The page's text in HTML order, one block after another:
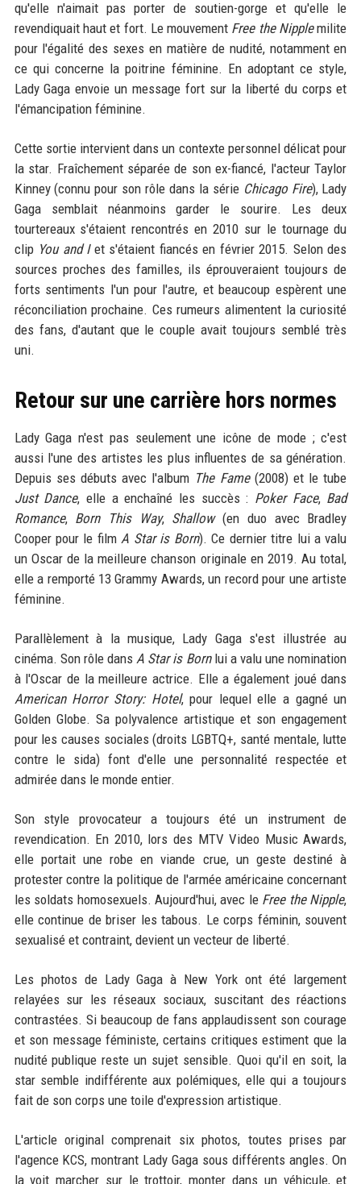
qu'elle n'aimait pas porter de soutien-gorge et qu'elle le
revendiquait haut et fort. Le mouvement Free the Nipplemilite
pour l'égalité des sexes en matière de nudité, notamment en
ce qui concerne la poitrine féminine. En adoptant ce style,
Lady Gaga envoie un message fort sur la liberté du corps et
l'émancipation féminine.
Cette sortie intervient dans un contexte personnel délicat pour
la star. Fraîchement séparée de son ex-fiancé, l'acteur Taylor
Kinney (connu pour son rôle dans la série Chicago Fire), Lady
Gaga semblait néanmoins garder le sourire. Les deux
tourtereaux s'étaient rencontrés en 2010 sur le tournage du
clip You and Iet s'étaient fiancés en février 2015. Selon des
sources proches des familles, ils éprouveraient toujours de
forts sentiments l'un pour l'autre, et beaucoup espèrent une
réconciliation prochaine. Ces rumeurs alimentent la curiosité
des fans, d'autant que le couple avait toujours semblé très
uni.
Retour sur une carrière hors normes
Lady Gaga n'est pas seulement une icône de mode ; c'est
aussi l'une des artistes les plus influentes de sa génération.
Depuis ses débuts avec l'album The Fame(2008) et le tube
Just Dance, elle a enchaîné les succès : Poker Face, Bad
Romance, Born This Way, Shallow(en duo avec Bradley
Cooper pour le filmA Star is Born). Ce dernier titre lui a valu
un Oscar de la meilleure chanson originale en 2019. Au total,
elle a remporté 13 Grammy Awards, un record pour une artiste
féminine.
Parallèlement à la musique, Lady Gaga s'est illustrée au
cinéma. Son rôle dansA Star is Bornlui a valu une nomination
à l'Oscar de la meilleure actrice. Elle a également joué dans
American Horror Story: Hotel, pour lequel elle a gagné un
Golden Globe. Sa polyvalence artistique et son engagement
pour les causes sociales (droits LGBTQ+, santé mentale, lutte
contre le sida) font d'elle une personnalité respectée et
admirée dans le monde entier.
Son style provocateur a toujours été un instrument de
revendication. En 2010, lors des MTV Video Music Awards,
elle portait une robe en viande crue, un geste destiné à
protester contre la politique de l'armée américaine concernant
les soldats homosexuels. Aujourd'hui, avec le Free the Nipple,
elle continue de briser les tabous. Le corps féminin, souvent
sexualisé et contraint, devient un vecteur de liberté.
Les photos de Lady Gaga à New York ont été largement
relayées sur les réseaux sociaux, suscitant des réactions
contrastées. Si beaucoup de fans applaudissent son courage
et son message féministe, certains critiques estiment que la
nudité publique reste un sujet sensible. Quoi qu'il en soit, la
star semble indifférente aux polémiques, elle qui a toujours
fait de son corps une toile d'expression artistique.
L'article original comprenait six photos, toutes prises par
l'agence KCS, montrant Lady Gaga sous différents angles. On
la voit marcher sur le trottoir, monter dans un véhicule, et